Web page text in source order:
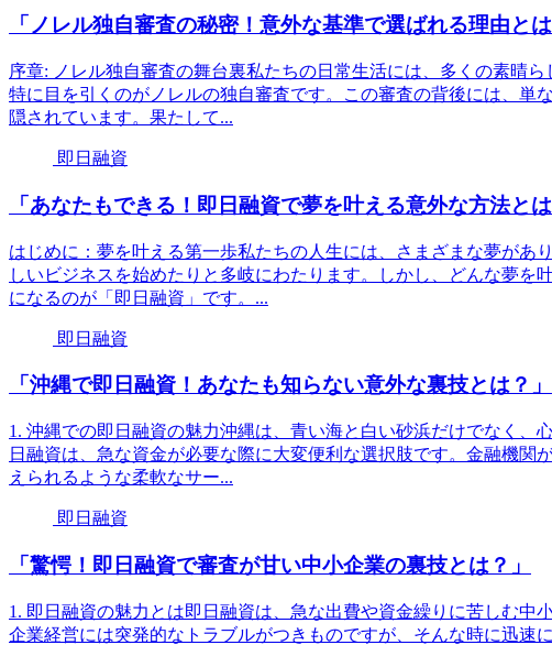
「ノレル独自審査の秘密！意外な基準で選ばれる理由とは
序章: ノレル独自審査の舞台裏私たちの日常生活には、多くの素晴
特に目を引くのがノレルの独自審査です。この審査の背後には、単
隠されています。果たして...
即日融資
「あなたもできる！即日融資で夢を叶える意外な方法とは
はじめに：夢を叶える第一歩私たちの人生には、さまざまな夢があ
しいビジネスを始めたりと多岐にわたります。しかし、どんな夢を
になるのが「即日融資」です。...
即日融資
「沖縄で即日融資！あなたも知らない意外な裏技とは？」
1. 沖縄での即日融資の魅力沖縄は、青い海と白い砂浜だけでなく、
日融資は、急な資金が必要な際に大変便利な選択肢です。金融機関
えられるような柔軟なサー...
即日融資
「驚愕！即日融資で審査が甘い中小企業の裏技とは？」
1. 即日融資の魅力とは即日融資は、急な出費や資金繰りに苦しむ中
企業経営には突発的なトラブルがつきものですが、そんな時に迅速